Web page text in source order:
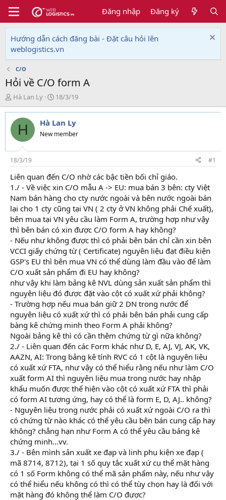
Đăng nhập Đăng ký
Hướng dẫn cách đăng bài - Đặt câu hỏi lên
weblogistics.vn
C/O
Hỏi về C/O form A
T
h
r
e
d
s
t
a
r
t
e
r
Hà Lan Ly
N
g
à
y
g
i
18/3/19
H Hà Lan Ly
New member
18/3/19 #1
Liên quan đến C/O nhờ các bậc tiền bối chỉ giáo.
1./ - Về việc xin C/O mẫu A -> EU: mua bán 3 bên: cty Việt
Nam bán hàng cho cty nước ngoài và bên nước ngoài bán
lại cho 1 cty cũng tại VN ( 2 cty ở VN không phải Chế xuất),
bên mua tại VN yêu cầu làm Form A, trường hợp như vậy
thì bên bán có xin được C/O form A hay không?
- Nếu như không được thì có phải bên bán chỉ cần xin bên
VCCI giấy chứng từ ( Certificate) nguyên liệu đạt điều kiện
GSP's EU thì bên mua VN có thể dùng làm đầu vào để làm
C/O xuất sản phẩm đi EU hay không?
như vậy khi làm bảng kê NVL dùng sản xuất sản phẩm thì
nguyên liệu đó được đặt vào cột có xuất xứ phải không?
- Trường hợp nếu mua bán giữ 2 DN trong nước để
nguyên liệu có xuất xứ thì có phải bên bán phải cung cấp
bàng kê chứng minh theo Form A phải không?
Ngoài bảng kê thì có cần thêm chứng từ gì nữa không?
2./ - Liên quan đến các Form khác như D, E, AJ, VJ, AK, VK,
AAZN, AI: Trong bảng kê tính RVC có 1 cột là nguyên liệu
có xuất xứ FTA, như vậy có thể hiểu rằng nếu như làm C/O
xuất form AI thì nguyên liệu mua trong nước hay nhập
khẩu muốn được thể hiện vào cột có xuất xứ FTA thì phải
có form AI tương ứng, hay có thể là form E, D, AJ.. không?
- Nguyên liệu trong nước phải có xuất xứ ngoài C/O ra thì
có chứng từ nào khác có thể yêu cầu bên bán cung cấp hay
không? chẳng hạn như Form A có thể yêu cầu bảng kê
chứng minh...vv.
3./ - Bên mình sản xuất xe đạp và linh phụ kiện xe đạp (
mã 8714, 8712), tại 1 số quy tắc xuất xứ cụ thể mặt hàng
có 1 số Form không có thể mã sản phẩm này, nếu như vậy
có thể hiểu nếu không có thì có thể tùy chọn hay là đối với
mặt hàng đó không thể làm C/O được?